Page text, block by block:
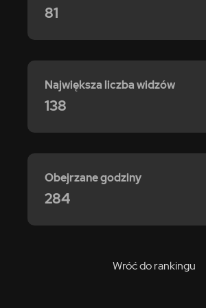
Wróć do rankingu
81
Największa liczba widzów
138
Obejrzane godziny
284